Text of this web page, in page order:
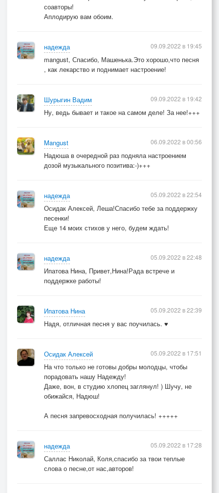
соавторы!
Аплодирую вам обоим.
надежда
mangust, Спасибо, Машенька.Это хорошо,что песня
, как лекарство и поднимает настроение!
09.09.2022 в 19:45
Шурыгин Вадим
Ну, ведь бывает и такое на самом деле! За нее!+++
09.09.2022 в 19:42
Mangust
Надюша в очередной раз подняла настроением
дозой музыкального позитива:-)+++
06.09.2022 в 00:56
надежда
Осидак Алексей, Леша!Спасибо тебе за поддержку
песенки!
Еще 14 моих стихов у него, будем ждать!
05.09.2022 в 22:54
надежда
Ипатова Нина, Привет,Нина!Рада встрече и
поддержке работы!
05.09.2022 в 22:48
Ипатова Нина
Надя, отличная песня у вас поучилась. ♥
05.09.2022 в 22:39
Осидак Алексей
На что только не готовы добры молодцы, чтобы
порадовать нашу Надежду!
Даже, вон, в студию хлопец заглянул! ) Шучу, не
обижайся, Надюш!
А песня запревосходная получилась! +++++
05.09.2022 в 17:51
надежда
Саллас Николай, Коля,спасибо за твои теплые
слова о песне,от нас,авторов!
05.09.2022 в 17:28